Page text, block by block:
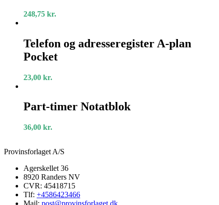
skind
248,75 kr.
og
adresseregister
A-
Pocket
Telefon og adresseregister A-plan
Pocket
23,00 kr.
timer
Notatblok
Part-timer Notatblok
36,00 kr.
Provinsforlaget A/S
Agerskellet 36
8920 Randers NV
CVR: 45418715
Tlf: +4586423466